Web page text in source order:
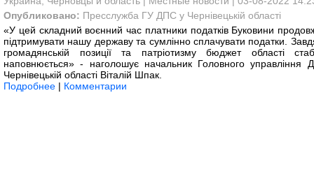
Опубликовано: Пресслужба ГУ ДПС у Чернівецькій області
«У цей складний воєнний час платники податків Буковини
підтримувати нашу державу та сумлінно сплачувати податки.
громадянській позиції та патріотизму бюджет області
наповнюється» - наголошує начальник Головного управління
Чернівецькій області Віталій Шпак.
Подробнее | Комментарии